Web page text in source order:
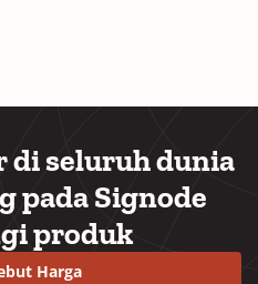
di seluruh dunia
pada Signode
produk
Harga